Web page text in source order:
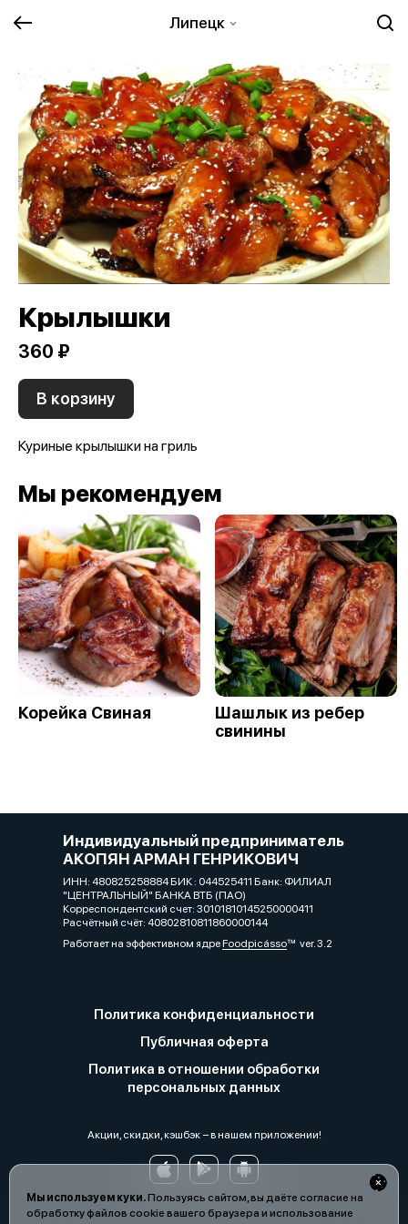
Липецк
Мы используем куки.Пользуясь сайтом, вы даёте согласие на
обработку файлов cookie вашего браузера и использование
Крылышки
360 ₽
В корзину
Куриные крылышки на гриль
Мы рекомендуем
Корейка Свиная
Шашлык из ребер
свинины
Индивидуальный предприниматель
АКОПЯН АРМАН ГЕНРИКОВИЧ
ИНН: 480825258884 БИК : 044525411 Банк: ФИЛИАЛ
"ЦЕНТРАЛЬНЫЙ" БАНКА ВТБ (ПАО)
Корреспондентский счет: 30101810145250000411
Расчётный счёт: 40802810811860000144
Работает на эффективном ядреFoodpicássover. 3.2
Политика конфиденциальности
Публичная оферта
Политика в отношении обработки
персональных данных
Акции, скидки, кэшбэк − в нашем приложении!